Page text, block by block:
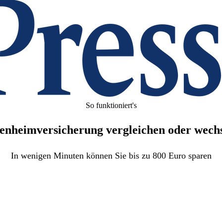
So funktioniert's
vergleichen oder
In wenigen Minuten können Sie bis zu 800 Euro sparen